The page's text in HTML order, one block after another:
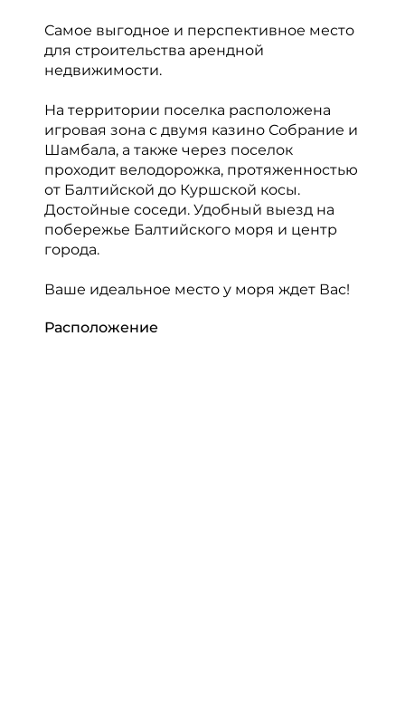
Самое выгодное и перспективное место
для строительства арендной
недвижимости.
На территории поселка расположена
игровая зона с двумя казино Собрание и
Шамбала, а также через поселок
проходит велодорожка, протяженностью
от Балтийской до Куршской косы.
Достойные соседи. Удобный выезд на
побережье Балтийского моря и центр
города.
Ваше идеальное место у моря ждет Вас!
Расположение